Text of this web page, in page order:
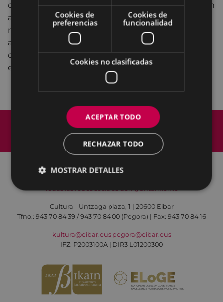
competiciones. Su historia personal es una reflexión
a través del riesgo que entraña superarse a uno
mismo en un medio salvaje tan natural como
auténtico. Su esencia le lleva a contarlo,
conferencias, escribir y volver a entrenar. Correr,
escalar, esquiar y volar está en sus propias huellas.
Mapa del Sitio
Aviso legal
Política de cookies
Contacto
Accesibilidad
Cultura - Untzaga plaza, 1 | 20600 Eibar
Tfno.: 943 70 84 39 / 943 70 84 00 (Pegora) | Fax: 943 70 84 16
kultura@eibar.eus pegora@eibar.eus
IFZ: P2003100A | DIR3 L01200300
Cookies de
preferencias
Cookies de
funcionalidad
Cookies no clasificadas
ACEPTAR TODO
RECHAZAR TODO
MOSTRAR DETALLES